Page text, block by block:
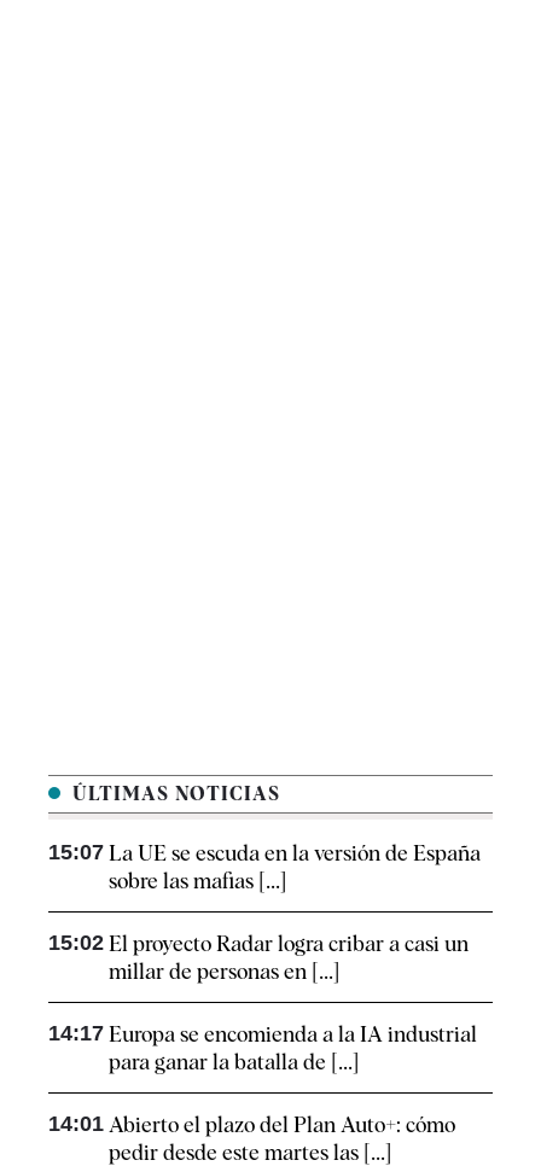
ÚLTIMAS NOTICIAS
15:07 La UE se escuda en la versión de España
sobre las mafias [...]
15:02 El proyecto Radar logra cribar a casi un
millar de personas en [...]
14:17 Europa se encomienda a la IA industrial
para ganar la batalla de [...]
14:01 Abierto el plazo del Plan Auto+: cómo
pedir desde este martes las [...]